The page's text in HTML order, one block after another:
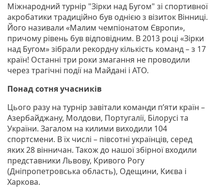
Міжнародний турнір "Зірки над Бугом" зі спортивної
акробатики традиційно був однією з візиток Вінниці.
Його називали «Малим чемпіонатом Європи»,
причому рівень був відповідним. В 2013 році «Зірки
над Бугом» зібрали рекордну кількість команд – з 17
країн! Останні три роки змагання не проводили
через трагічні події на Майдані і АТО.
Понад сотня учасників
Цього разу на турнір завітали команди п’яти країн –
Азербайджану, Молдови, Португалії, Білорусі та
України. Загалом на килими виходили 104
спортсмени. В їх числі – півсотні українців, серед
яких 28 вiнничaн. Також до нашої збірної входили
представники Львову, Кривого Рогу
(Дніпропетровська область), Одещини, Києва і
Харкова.